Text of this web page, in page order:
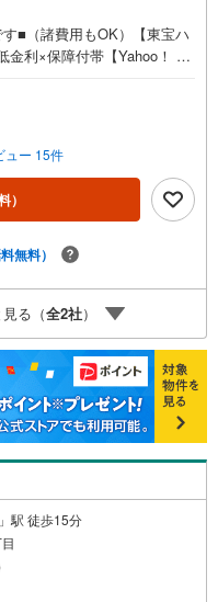
■（諸費用もOK）【東宝ハ
金利×保障付帯【Yahoo！ 不
Yahoo！ 不動産 物件ご成約
す。「資料をもらう」「見
い合わせください。※必ずY
てください。※PayPayボー
ません。ご案内・詳細な資
お電話でのお問い合わせも
ュー 15件
）
無料）
る（全2社）
駅 徒歩15分